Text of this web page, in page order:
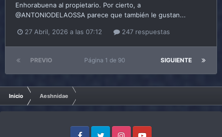
Enhorabuena al propietario. Por cierto, a
@ANTONIODELAOSSA parece que también le gustan...
27 Abril, 2026 a las 07:12 247 respuestas
PREVIO SIGUIENTE
Página 1 de 90
Inicio Aeshnidae